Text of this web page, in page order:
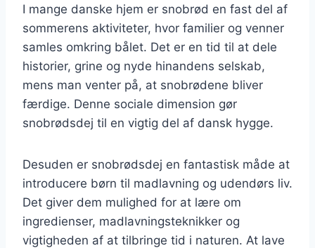
I mange danske hjem er snobrød en fast del af
sommerens aktiviteter, hvor familier og venner
samles omkring bålet. Det er en tid til at dele
historier, grine og nyde hinandens selskab,
mens man venter på, at snobrødene bliver
færdige. Denne sociale dimension gør
snobrødsdej til en vigtig del af dansk hygge.
Desuden er snobrødsdej en fantastisk måde at
introducere børn til madlavning og udendørs liv.
Det giver dem mulighed for at lære om
ingredienser, madlavningsteknikker og
vigtigheden af at tilbringe tid i naturen. At lave